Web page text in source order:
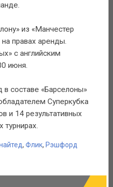
из «Манчестер
правах аренды.
с английским
июня.
составе «Барселоны»
Суперкубка
и 14 результативных
турнирах.
, Флик, Рэшфорд